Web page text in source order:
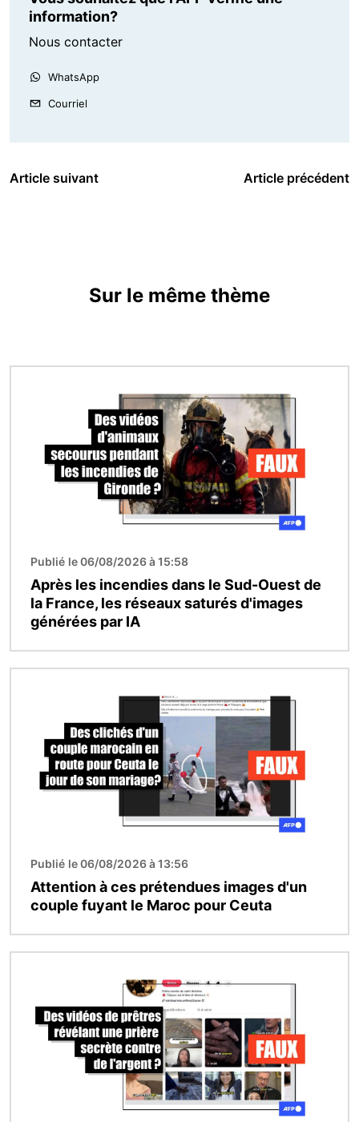
information?
Nous contacter
WhatsApp
Courriel
Article suivant Article précédent
Sur le même thème
Publié le 06/08/2026 à 15:58
Après les incendies dans le Sud-Ouest de
la France, les réseaux saturés d'images
générées par IA
Publié le 06/08/2026 à 13:56
Attention à ces prétendues images d'un
couple fuyant le Maroc pour Ceuta